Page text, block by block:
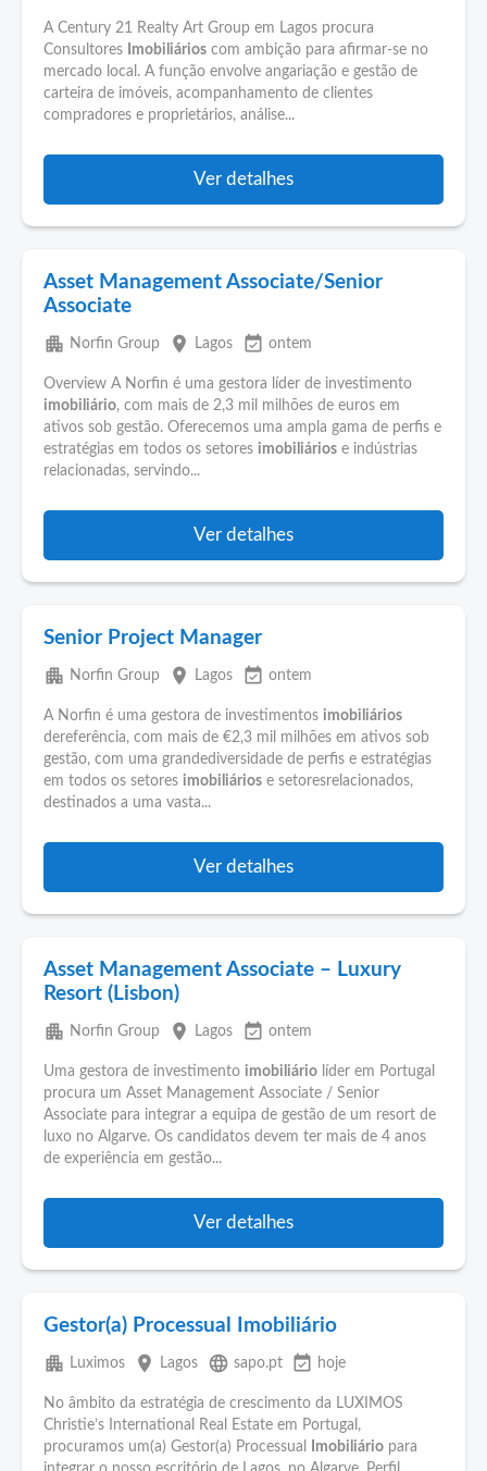
A Century 21 Realty Art Group em Lagos procura
Consultores
Imobiliários com ambição para afirmar-se no
mercado local. A função envolve angariação e gestão de
carteira de imóveis, acompanhamento de clientes
compradores e proprietários, análise...
Ver detalhes
Asset Management Associate/Senior
Associate
apartment Norfin Group place Lagos event_available ontem
Overview A Norfin é uma gestora líder de investimento
imobiliário, com mais de 2,3 mil milhões de euros em
ativos sob gestão. Oferecemos uma ampla gama de perfis e
estratégias em todos os setores imobiliários e indústrias
relacionadas, servindo...
Ver detalhes
Senior Project Manager
apartment Norfin Group place Lagos event_available ontem
A Norfin é uma gestora de investimentos imobiliários
dereferência, com mais de €2,3 mil milhões em ativos sob
gestão, com uma grandediversidade de perfis e estratégias
em todos os setores imobiliários e setoresrelacionados,
destinados a uma vasta...
Ver detalhes
Asset Management Associate – Luxury
Resort (Lisbon)
apartment Norfin Group place Lagos event_available ontem
Uma gestora de investimento imobiliário líder em Portugal
procura um Asset Management Associate / Senior
Associate para integrar a equipa de gestão de um resort de
luxo no Algarve. Os candidatos devem ter mais de 4 anos
de experiência em gestão...
Ver detalhes
Gestor(a) Processual Imobiliário
apartment Luximos place Lagos language sapo.pt event_available hoje
No âmbito da estratégia de crescimento da LUXIMOS
Christie’s International Real Estate em Portugal,
procuramos um(a) Gestor(a) Processual
Imobiliário para